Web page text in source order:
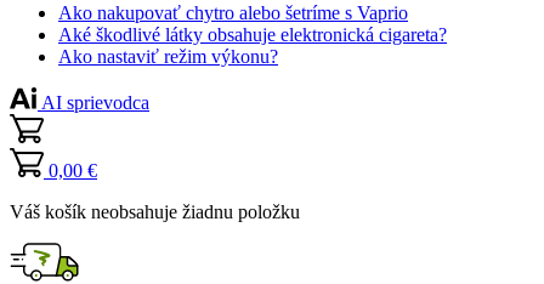
Ako nakupovať chytro alebo šetríme s Vaprio
Aké škodlivé látky obsahuje elektronická cigareta?
Ako nastaviť režim výkonu?
AI sprievodca
0,00 €
Váš košík neobsahuje žiadnu položku